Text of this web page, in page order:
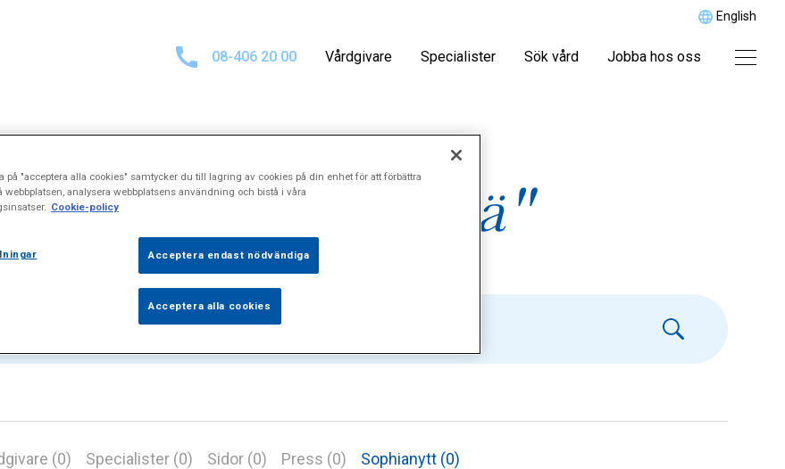
English
08-406 20 00 Vårdgivare Specialister Sök vård Jobba hos oss
för"Löparknä"
(0) Specialister (0) Sidor (0) Press (0) Sophianytt (0)
på "acceptera alla cookies" samtycker du till lagring av cookies på din enhet för att förbättra
webbplatsen, analysera webbplatsens användning och bistå i våra
Cookie-policy
Acceptera endast nödvändiga
Acceptera alla cookies